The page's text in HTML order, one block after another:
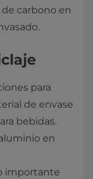
carbono en
para
de envase
bebidas.
en
importante